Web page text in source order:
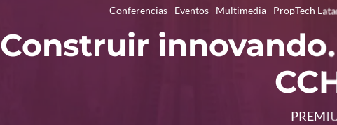
Conferencias Eventos Multimedia PropTech
Construir